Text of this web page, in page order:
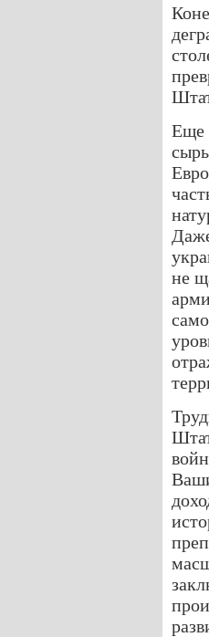
Еще
не